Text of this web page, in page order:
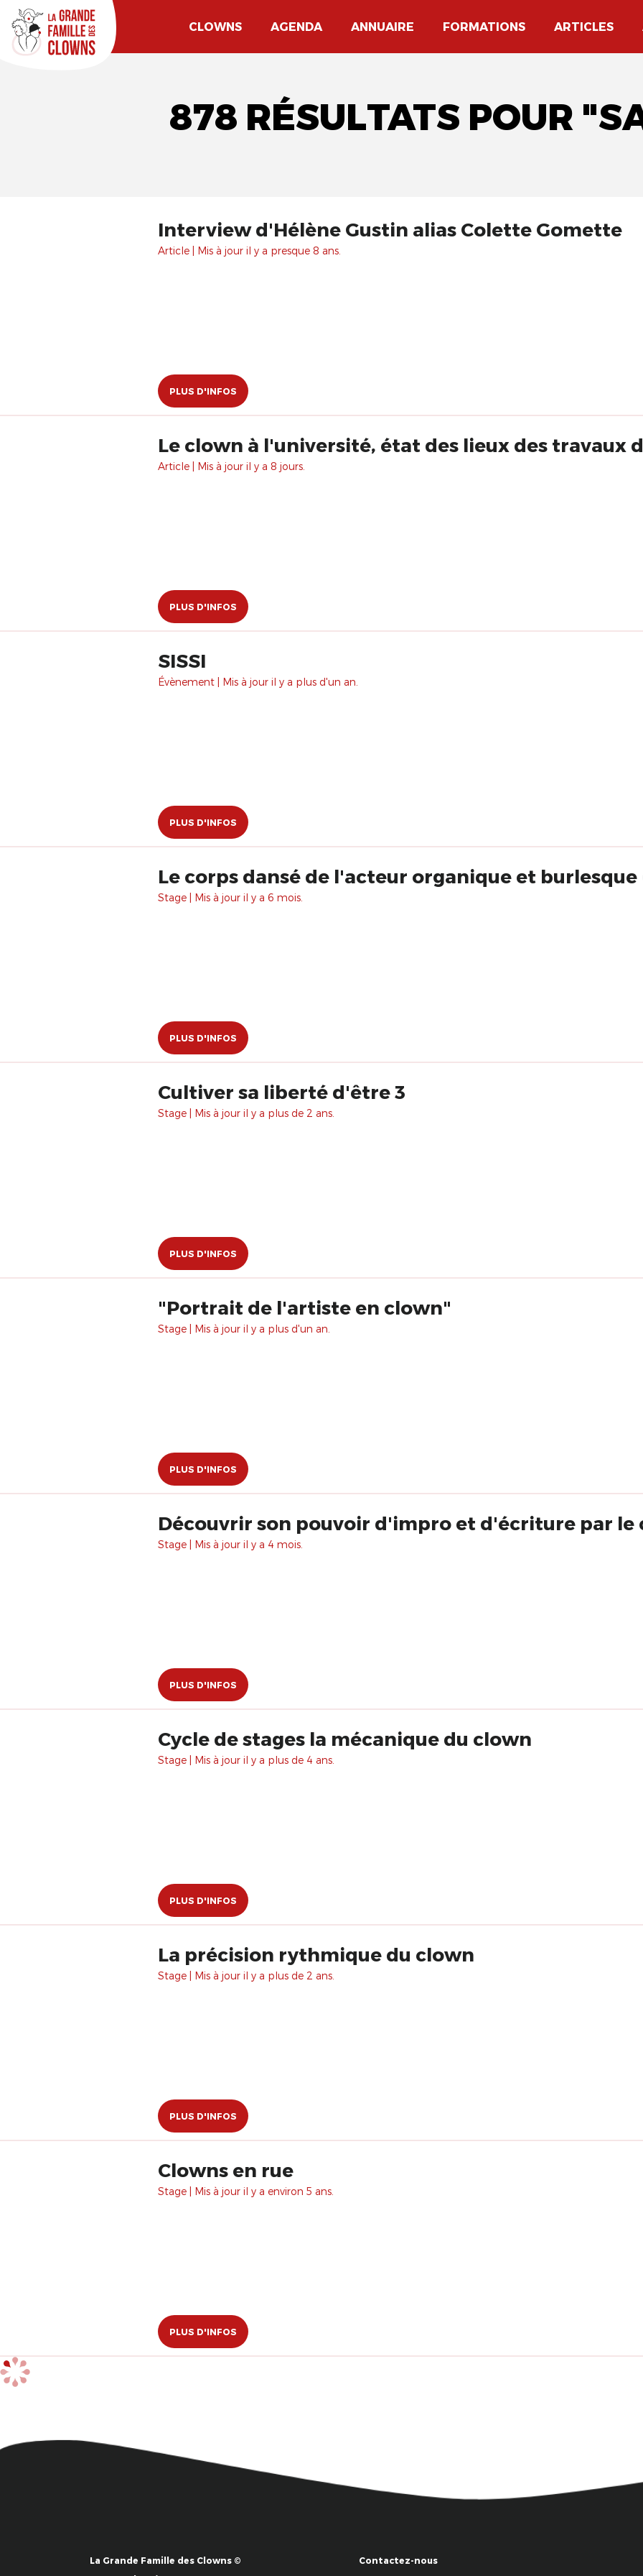
CLOWNS AGENDA ANNUAIRE FORMATIONS ARTICLES
878 RÉSULTATS POUR
Interview d'Hélène Gustin alias Colette Gomette
Article | Mis à jour il y a presque 8 ans.
PLUS D'INFOS
Le clown à l'université, état des lieux des travaux
Article | Mis à jour il y a 8 jours.
PLUS D'INFOS
SISSI
Évènement | Mis à jour il y a plus d'un an.
PLUS D'INFOS
Le corps dansé de l'acteur organique et burlesque
Stage | Mis à jour il y a 6 mois.
PLUS D'INFOS
Cultiver sa liberté d'être 3
Stage | Mis à jour il y a plus de 2 ans.
PLUS D'INFOS
"Portrait de l'artiste en clown"
Stage | Mis à jour il y a plus d'un an.
PLUS D'INFOS
Découvrir son pouvoir d'impro et d'écriture par le
Stage | Mis à jour il y a 4 mois.
PLUS D'INFOS
Cycle de stages la mécanique du clown
Stage | Mis à jour il y a plus de 4 ans.
PLUS D'INFOS
La précision rythmique du clown
Stage | Mis à jour il y a plus de 2 ans.
PLUS D'INFOS
Clowns en rue
Stage | Mis à jour il y a environ 5 ans.
PLUS D'INFOS
La Grande Famille des Clowns ©
Contactez-nous